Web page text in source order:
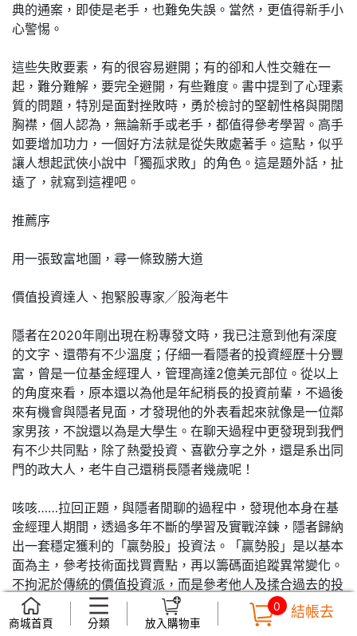
典的通案，即使是老手，也難免失誤。當然，更值得新手小
心警惕。
這些失敗要素，有的很容易避開；有的卻和人性交雜在一
起，難分難解，要完全避開，有些難度。書中提到了心理素
質的問題，特別是面對挫敗時，勇於檢討的堅韌性格與開闊
胸襟，個人認為，無論新手或老手，都值得參考學習。高手
如要增加功力，一個好方法就是從失敗處著手。這點，似乎
讓人想起武俠小說中「獨孤求敗」的角色。這是題外話，扯
遠了，就寫到這裡吧。
推薦序
用一張致富地圖，尋一條致勝大道
價值投資達人、抱緊股專家╱股海老牛
隱者在2020年剛出現在粉專發文時，我已注意到他有深度
的文字、還帶有不少溫度；仔細一看隱者的投資經歷十分豐
富，曾是一位基金經理人，管理高達2億美元部位。從以上
的角度來看，原本還以為他是年紀稍長的投資前輩，不過後
來有機會與隱者見面，才發現他的外表看起來就像是一位鄰
家男孩，不說還以為是大學生。在聊天過程中更發現到我們
有不少共同點，除了熱愛投資、喜歡分享之外，還是系出同
門的政大人，老牛自己還稍長隱者幾歲呢！
咳咳……拉回正題，與隱者閒聊的過程中，發現他本身在基
金經理人期間，透過多年不斷的學習及實戰淬鍊，隱者歸納
出一套穩定獲利的「贏勢股」投資法。「贏勢股」是以基本
面為主，參考技術面找買賣點，再以籌碼面追蹤異常變化。
不拘泥於傳統的價值投資派，而是參考他人及揉合過去的投
資經驗而成，選出勝率最高的股票，再等待價值浮現的時機
到來。由此可見，隱者的投資觀念與我的抱緊心法不謀而
商城首頁 分類 放入購物車
0 結帳去